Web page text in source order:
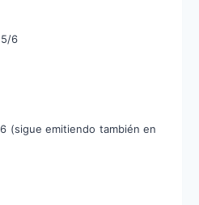
5/6
(sigue emitiendo también en